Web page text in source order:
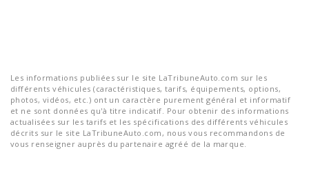
Les informations publiées sur le site LaTribuneAuto.com sur les
différents véhicules (caractéristiques, tarifs, équipements, options,
photos, vidéos, etc.) ont un caractère purement général et informatif
et ne sont données qu'à titre indicatif. Pour obtenir des informations
actualisées sur les tarifs et les spécifications des différents véhicules
décrits sur le site LaTribuneAuto.com, nous vous recommandons de
vous renseigner auprès du partenaire agréé de la marque.